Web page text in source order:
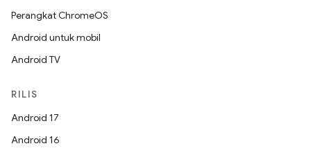
Perangkat ChromeOS
Android untuk mobil
Android TV
RILIS
Android 17
Android 16